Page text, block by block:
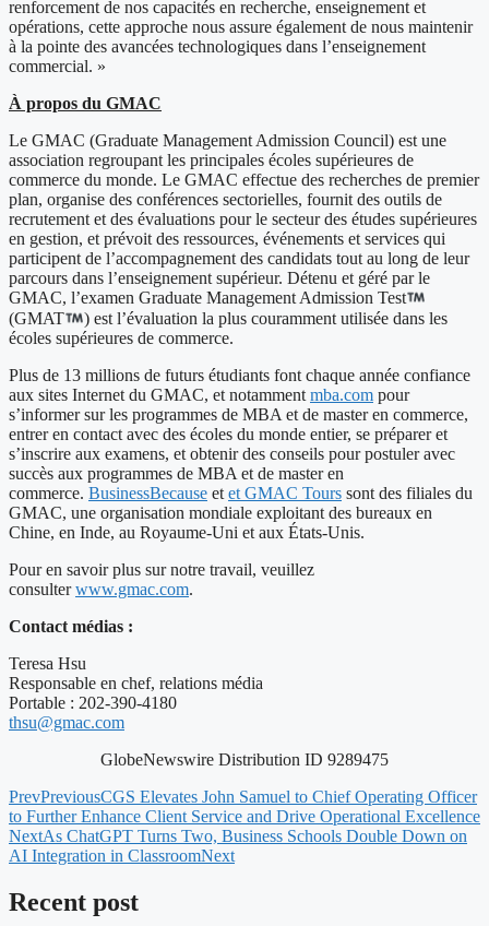
renforcement de nos capacités en recherche, enseignement et
opérations, cette approche nous assure également de nous maintenir
à la pointe des avancées technologiques dans l’enseignement
commercial. »
À propos du GMAC
Le GMAC (Graduate Management Admission Council) est une
association regroupant les principales écoles supérieures de
commerce du monde. Le GMAC effectue des recherches de premier
plan, organise des conférences sectorielles, fournit des outils de
recrutement et des évaluations pour le secteur des études supérieures
en gestion, et prévoit des ressources, événements et services qui
participent de l’accompagnement des candidats tout au long de leur
parcours dans l’enseignement supérieur. Détenu et géré par le
GMAC, l’examen Graduate Management Admission Test
(GMAT
) est l’évaluation la plus couramment utilisée dans les
écoles supérieures de commerce.
Plus de 13 millions de futurs étudiants font chaque année confiance
aux sites Internet du GMAC, et notamment mba.com pour
s’informer sur les programmes de MBA et de master en commerce,
entrer en contact avec des écoles du monde entier, se préparer et
s’inscrire aux examens, et obtenir des conseils pour postuler avec
succès aux programmes de MBA et de master en
commerce. BusinessBecause et et GMAC Tours sont des filiales du
GMAC, une organisation mondiale exploitant des bureaux en
Chine, en Inde, au Royaume-Uni et aux États-Unis.
Pour en savoir plus sur notre travail, veuillez
consulterwww.gmac.com.
Contact médias :
Teresa Hsu
Responsable en chef, relations média
Portable : 202-390-4180
thsu@gmac.com
GlobeNewswire Distribution ID 9289475
PrevPreviousCGS Elevates John Samuel to Chief Operating Officer
to Further Enhance Client Service and Drive Operational Excellence
NextAs ChatGPT Turns Two, Business Schools Double Down on
AI Integration in ClassroomNext
Recent post